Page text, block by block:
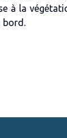
à la
bord.